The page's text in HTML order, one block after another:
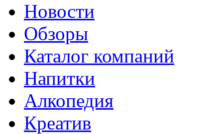
Новости
Обзоры
Каталог компаний
Напитки
Алкопедия
Креатив